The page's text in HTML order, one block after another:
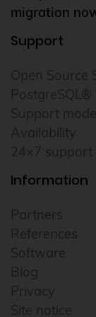
migration
Support
Open Source
Support
Availability
24×7 support
Information
Partners
References
Software
Blog
Privacy
Site notice